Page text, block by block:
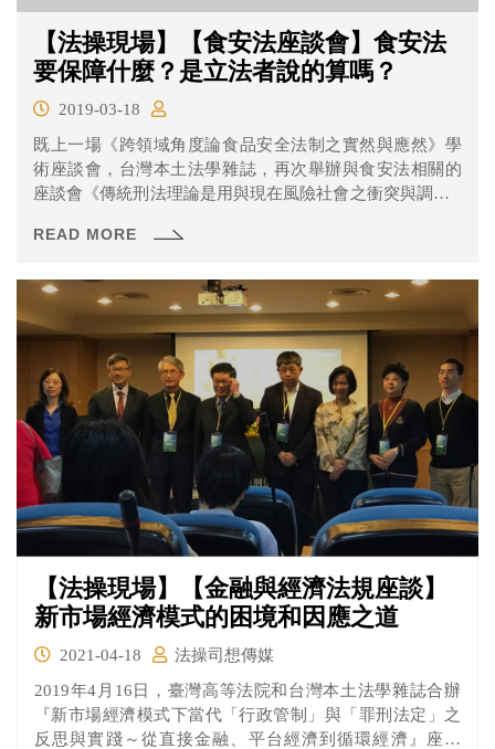
【法操現場】【食安法座談會】食安法
要保障什麼？是立法者說的算嗎？
2019-03-18
既上一場《跨領域角度論食品安全法制之實然與應然》學
術座談會，台灣本土法學雜誌，再次舉辦與食安法相關的
座談會《傳統刑法理論是用與現在風險社會之衝突與調整─
危險犯理論與現代風險控管」及「普通刑法與附屬刑法之
READ MORE
【法操現場】【金融與經濟法規座談】
新市場經濟模式的困境和因應之道
2021-04-18
法操司想傳媒
2019年4月16日，臺灣高等法院和台灣本土法學雜誌合辦
『新市場經濟模式下當代「行政管制」與「罪刑法定」之
反思與實踐～從直接金融、平台經濟到循環經濟』座談